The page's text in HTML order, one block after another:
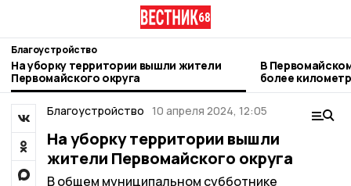
Благоустройство
На уборку территории вышли жители
Первомайского округа
В
более
Благоустройство 10 апреля 2024, 12:05
На уборку территории вышли
жители Первомайского округа
В общем муниципальном субботнике